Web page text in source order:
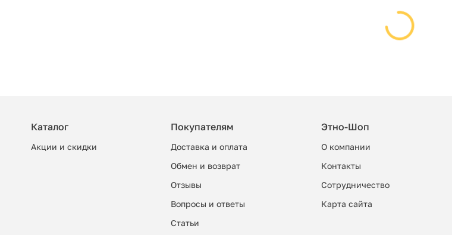
Каталог
Акции и скидки
Покупателям
Доставка и оплата
Обмен и возврат
Отзывы
Вопросы и ответы
Cтатьи
Этно-Шоп
О компании
Контакты
Сотрудничество
Карта сайта